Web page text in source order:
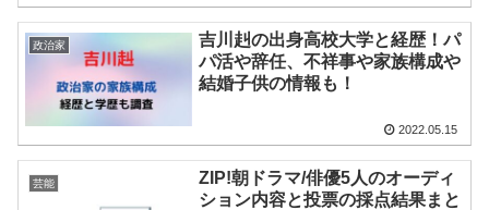
政治家
吉川赳の出身高校大学と経歴！パ
パ活や辞任、不祥事や家族構成や
結婚子供の情報も！
2022.05.15
芸能
ZIP!朝ドラマ/俳優5人のオーディ
ション内容と投票の採点結果まと